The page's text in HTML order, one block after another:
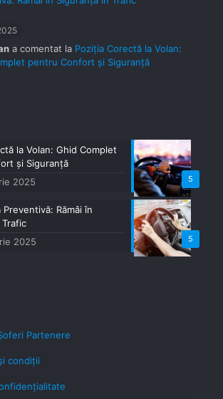
a comentat la Poziția Corectă la Volan:
pentru Confort și Siguranță
5
la Volan: Ghid Complet
și Siguranță
2025
5
Rămâi în
2025
Partenere
condiţii